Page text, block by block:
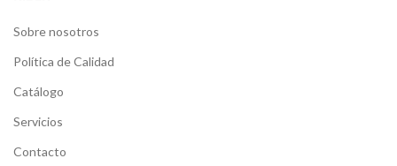
Sobre nosotros
Política de Calidad
Catálogo
Servicios
Contacto